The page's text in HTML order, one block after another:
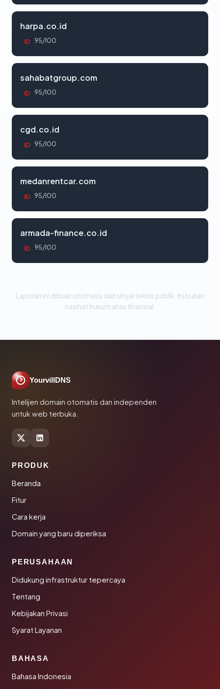
harpa.co.id
ID 95/100
sahabatgroup.com
ID 95/100
cgd.co.id
ID 95/100
medanrentcar.com
ID 95/100
armada-finance.co.id
ID 95/100
Laporan ini dibuat otomatis dari sinyal teknis publik. Ini bukan
nasihat hukum atau finansial.
YourvillDNS
Intelijen domain otomatis dan independen
untuk web terbuka.
PRODUK
Beranda
Fitur
Cara kerja
Domain yang baru diperiksa
PERUSAHAAN
Didukung infrastruktur tepercaya
Tentang
Kebijakan Privasi
Syarat Layanan
BAHASA
Bahasa Indonesia